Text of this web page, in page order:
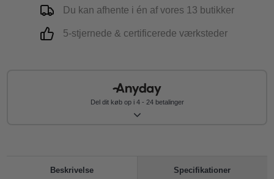
Du kan afhente i én af vores 13 butikker
5-stjernede & certificerede værksteder
Del dit køb op i 4 - 24 betalinger
Beskrivelse Specifikationer